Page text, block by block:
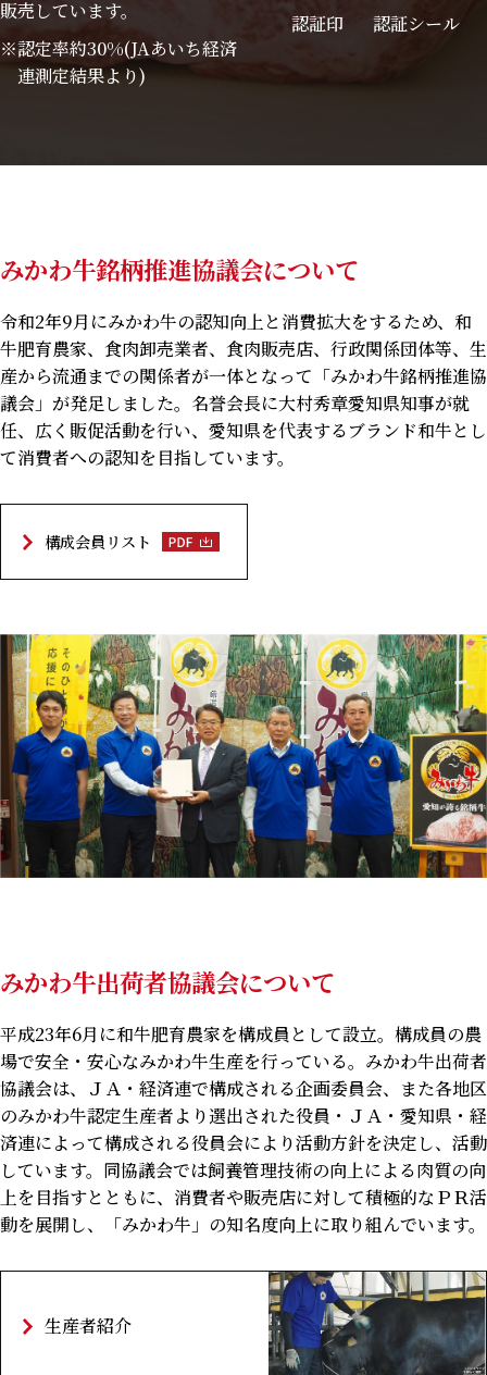
販売しています。
認定率約30%(JAあいち経済
連測定結果より)
認証印 認証シール
みかわ牛銘柄推進協議会について
令和2年9月にみかわ牛の認知向上と消費拡大をするため、和
牛肥育農家、食肉卸売業者、食肉販売店、行政関係団体等、生
産から流通までの関係者が一体となって「みかわ牛銘柄推進協
議会」が発足しました。名誉会長に大村秀章愛知県知事が就
任、広く販促活動を行い、愛知県を代表するブランド和牛とし
て消費者への認知を目指しています。
構成会員リスト
みかわ牛出荷者協議会について
平成23年6月に和牛肥育農家を構成員として設立。構成員の農
場で安全・安心なみかわ牛生産を行っている。みかわ牛出荷者
協議会は、ＪＡ・経済連で構成される企画委員会、また各地区
のみかわ牛認定生産者より選出された役員・ＪＡ・愛知県・経
済連によって構成される役員会により活動方針を決定し、活動
しています。同協議会では飼養管理技術の向上による肉質の向
上を目指すとともに、消費者や販売店に対して積極的なＰＲ活
動を展開し、「みかわ牛」の知名度向上に取り組んでいます。
生産者紹介